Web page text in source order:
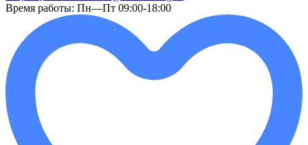
Время работы: Пн—Пт 09:00-18:00